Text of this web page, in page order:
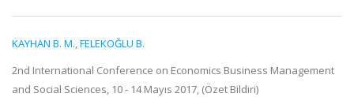
KAYHAN B. M.,FELEKOĞLU B.
2nd International Conference on Economics Business Management
and Social Sciences, 10 - 14 Mayıs 2017, (Özet Bildiri)